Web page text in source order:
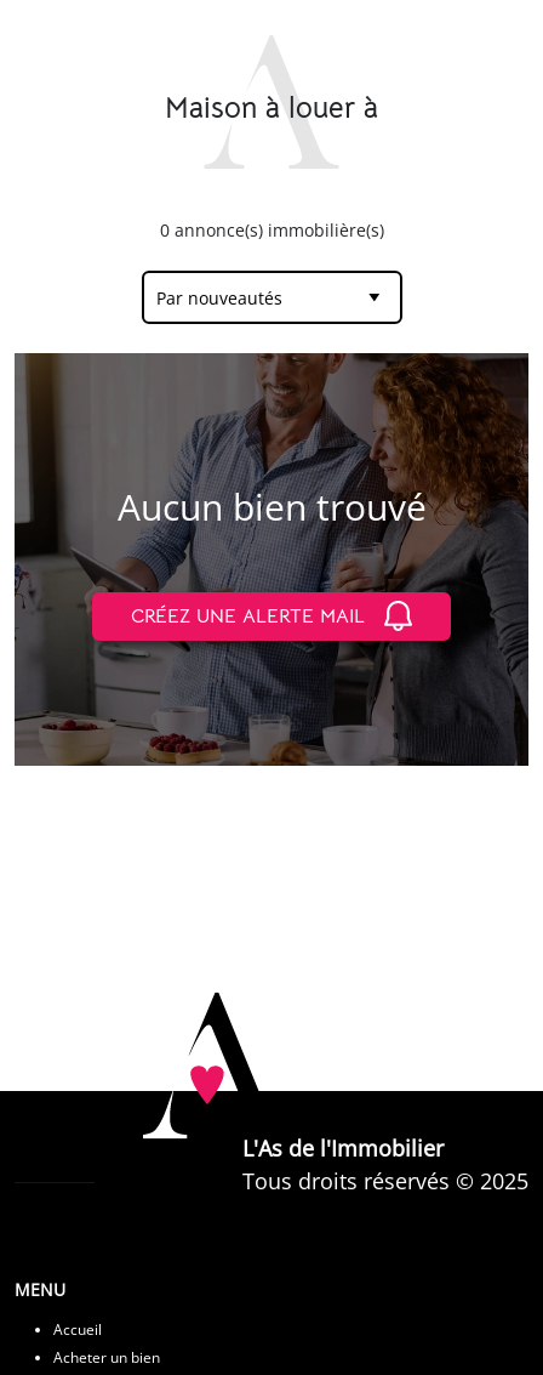
Maison à louer à
0annonce(s) immobilière(s)
Par nouveautés
Aucun bien trouvé
CRÉEZ UNE ALERTE MAIL
L'As de l'Immobilier
Tous droits réservés © 2025
MENU
Accueil
Acheter un bien